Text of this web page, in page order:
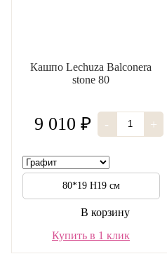
Кашпо Lechuza Balconera
stone 80
9 010 ₽ - +
80*19 H19 см
В корзину
Купить в 1 клик